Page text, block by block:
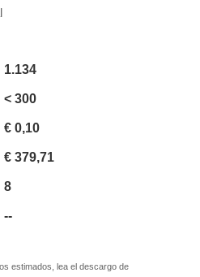
1.134
< 300
€ 0,10
€ 379,71
8
--
estimados, lea el descargo de